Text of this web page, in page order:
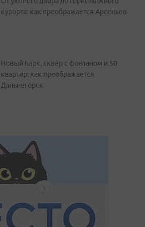
курорта: как преображается Арсеньев
Новый парк, сквер с фонтаном и 50
квартир: как преображается
Дальнегорск